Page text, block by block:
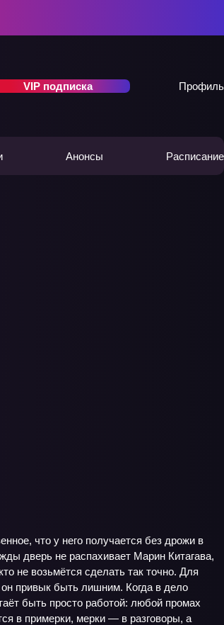
VIP подписка Профиль
Анонсы Расписание
что у него получается без дрожи в
дверь не распахивает Марин Китагава,
не возьмётся сделать так точно. Для
он привык быть лишним. Когда в дело
быть просто работой: любой промах
в примерки, мерки — в разговоры, а